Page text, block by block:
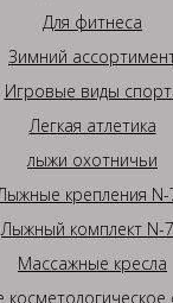
Для фитнеса
Зимний
Игровые виды
Легкая атлетика
лыжи охотничьи
крепления N-
Лыжный комплект N-
Массажные кресла